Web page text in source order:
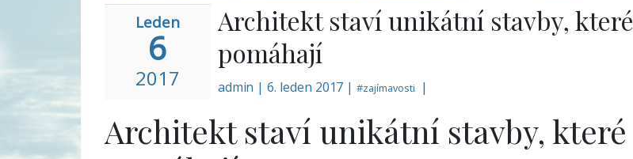
Leden
6
2017
Architekt staví unikátní stavby, které
pomáhají
admin |6. leden 2017 |#zajímavosti |
Architekt staví unikátní stavby, které